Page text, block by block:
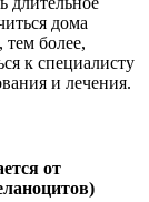
дома
более,
к специалисту
и лечения.
от